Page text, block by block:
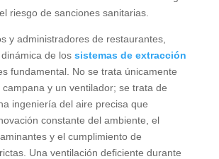
riesgo de sanciones sanitarias.
y administradores de restaurantes,
de los sistemas de extracción
fundamental. No se trata únicamente
y un ventilador; se trata de
ingeniería del aire precisa que
constante del ambiente, el
y el cumplimiento de
Una ventilación deficiente durante